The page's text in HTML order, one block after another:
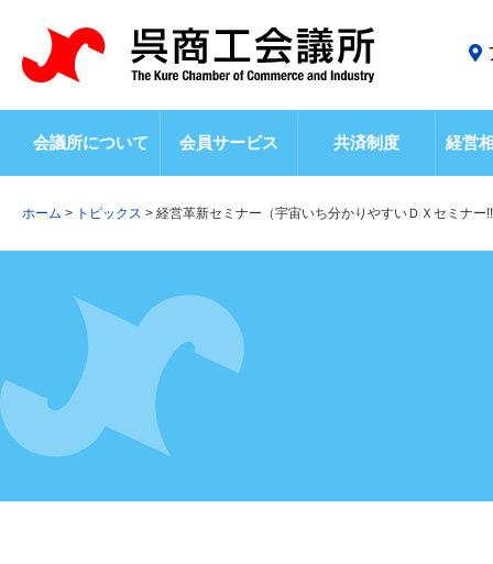
会議所について 会員サービス 共済制度 経営
ホーム > トピックス > 経営革新セミナー（宇宙いち分かりやすいＤＸセミナ